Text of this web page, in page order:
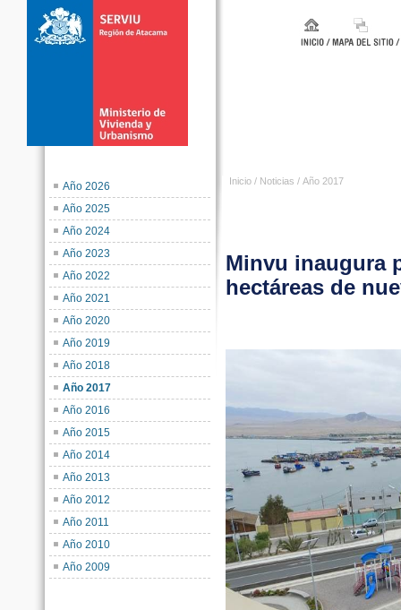
Año 2026
Año 2025
Año 2024
Año 2023
Año 2022
Año 2021
Año 2020
Año 2019
Año 2018
Año 2017
Año 2016
Año 2015
Año 2014
Año 2013
Año 2012
Año 2011
Año 2010
Año 2009
Inicio / Noticias / Año 2017
Minvu inaugura
hectáreas de